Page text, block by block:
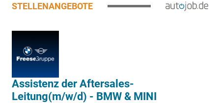
STELLENANGEBOTE
Assistenz der Aftersales-
Leitung(m/w/d) - BMW & MINI